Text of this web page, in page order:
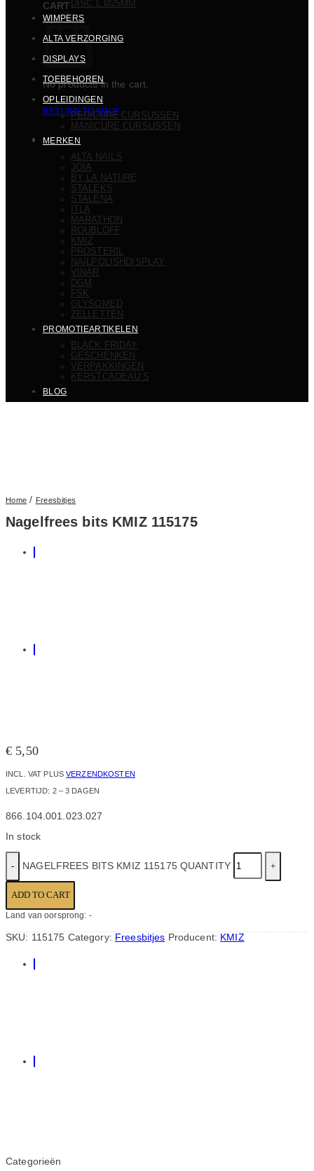
CART
No products in the cart.
RETURN TO SHOP
DISC L Ø25MM
WIMPERS
ALTA VERZORGING
DISPLAYS
TOEBEHOREN
OPLEIDINGEN
PEDICURE CURSUSSEN
MANICURE CURSUSSEN
MERKEN
ALTA NAILS
JOIA
BY LA NATURE
STALEKS
STALENA
ITLA
MARATHON
ROUBLOFF
KMIZ
PROSTERIL
NAILPOLISHDISPLAY
VINAR
DGM
FSK
GLYSOMED
ZELLETTEN
PROMOTIEARTIKELEN
BLACK FRIDAY
GESCHENKEN
VERPAKKINGEN
KERSTCADEAU’S
BLOG
Home / Freesbitjes
Nagelfrees bits KMIZ 115175
€ 5,50
INCL. VAT PLUSVERZENDKOSTEN
LEVERTIJD: 2 – 3 DAGEN
866.104.001.023.027
In stock
NAGELFREES BITS KMIZ 115175 QUANTITY
ADD TO CART
Land van oorsprong: -
SKU: 115175 Category: Freesbitjes Producent: KMIZ
Categorieën